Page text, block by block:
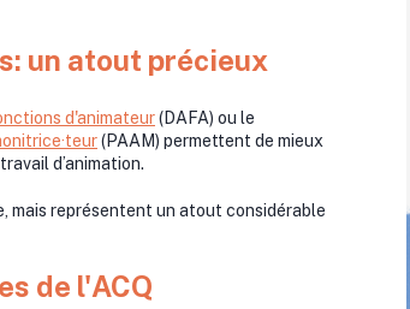
un atout précieux
d'animateur(DAFA) ou le
(PAAM) permettent de mieux
d’animation.
mais représentent un atout considérable
de l'ACQ